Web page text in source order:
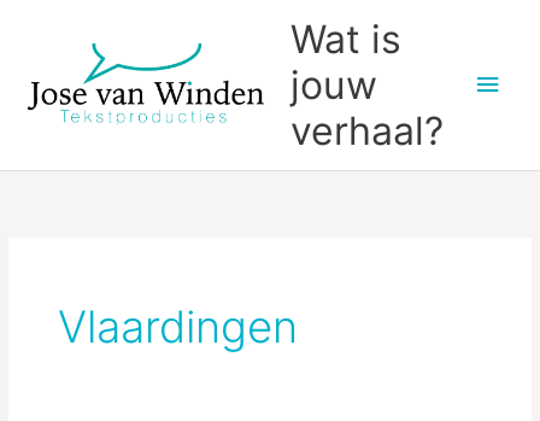
inhoud
Wat is
jouw
verhaal?
Vlaardingen